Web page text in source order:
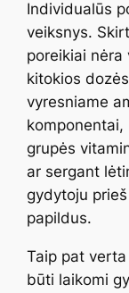
Individualūs
veiksnys.
poreikiai nėra
kitokios
vyresniame
grupės
ar sergant
gydytoju
papildus.
Taip pat
būti laikomi